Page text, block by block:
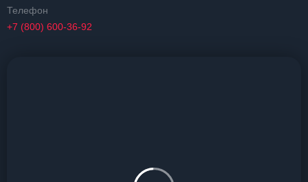
Телефон
+7 (800) 600-36-92